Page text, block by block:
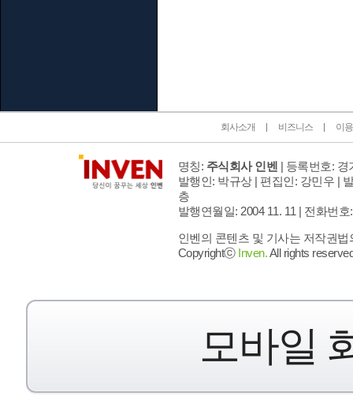
회사소개 비즈니스 이
명칭: 주식회사 인벤 | 등록번호: 경
발행인: 박규상 | 편집인: 강민우 |
층
발행연월일: 2004 11. 11 | 전화번호
인벤의 콘텐츠 및 기사는 저작권
Copyrightⓒ Inven.All rights
모바일